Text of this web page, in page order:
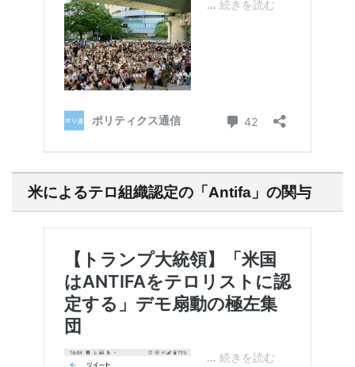
米によるテロ組織認定の「Antifa」の関与